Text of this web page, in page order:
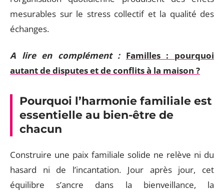
mesurables sur le stress collectif et la qualité des
échanges.
A lire en complément : Familles : pourquoi
autant de disputes et de conflits à la maison ?
Pourquoi l’harmonie familiale est
essentielle au bien-être de
chacun
Construire une paix familiale solide ne relève ni du
hasard ni de l’incantation. Jour après jour, cet
équilibre s’ancre dans la bienveillance, la